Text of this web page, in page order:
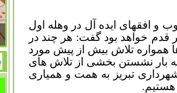
و افقهای ایده آل در وهله اول
قدم خواهد بود گفت: هر چند در
همواره تلاش بیش از پیش مورد
بار نشستن بخشی از تلاش های
تبریز به همت و همیاری
هستیم.